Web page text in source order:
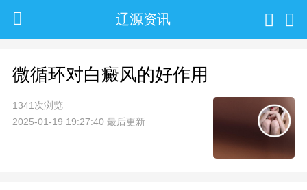
辽源资讯
微循环对白癜风的好作用
1341次浏览
2025-01-19 19:27:40 最后更新